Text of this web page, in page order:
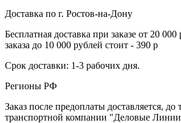
Доставка по г. Ростов-на-Дону
Бесплатная доставка при заказе от 20
заказа до 10 000 рублей стоит - 390 р
Срок доставки: 1-3 рабочих дня.
Регионы РФ
Заказ после предоплаты доставляется, до
транспортной компании "Деловые